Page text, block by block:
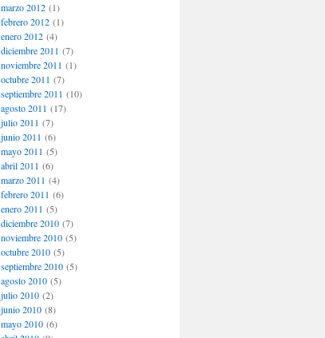
marzo 2012(1)
febrero 2012(1)
enero 2012(4)
diciembre 2011 (7)
noviembre 2011 (1)
octubre 2011 (7)
septiembre 2011 (10)
agosto 2011 (17)
julio 2011 (7)
junio 2011 (6)
mayo 2011 (5)
abril 2011 (6)
marzo 2011 (4)
febrero 2011 (6)
enero 2011 (5)
diciembre 2010(7)
noviembre 2010(5)
octubre 2010(5)
septiembre 2010(5)
agosto 2010(5)
julio 2010(2)
junio 2010(8)
mayo 2010(6)